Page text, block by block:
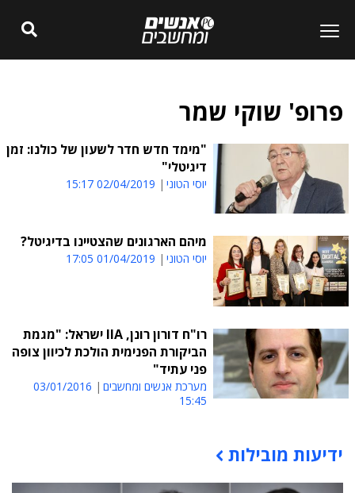
פרופ' שוקי שמר
"מימד חדש חדר לשעון של כולנו: זמן
דיגיטלי"
יוסי הטוני 02/04/2019 15:17
מיהם הארגונים שהצטיינו בדיגיטל?
יוסי הטוני 01/04/2019 17:05
רו"ח דורון רונן, IIA ישראל: "מגמת
הביקורת הפנימית הולכת לכיוון צופה
פני עתיד"
מערכת אנשים ומחשבים
03/01/2016
15:45
תוכן פרסומי
ידיעות מובילות